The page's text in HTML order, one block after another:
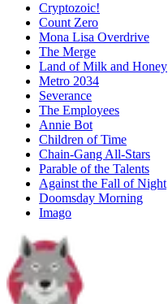
Cryptozoic!
Count Zero
Mona Lisa Overdrive
The Merge
Land of Milk and Honey
Metro 2034
Severance
The Employees
Annie Bot
Children of Time
Chain-Gang All-Stars
Parable of the Talents
Against the Fall of Night
Doomsday Morning
Imago